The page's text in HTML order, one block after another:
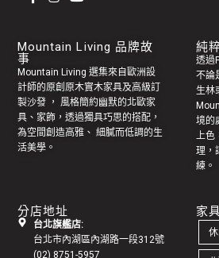
Mountain Living 品牌故
事
Mountain Living 選集來自歐洲設
計師的原創 原木實木家具及高級訂
製沙發 ， 風格簡約幽默的北歐家
具 、家飾，透過獨具巧思的搭配，
為空間創造高雅、 細膩而低調的生
活美學。
純
透過
不論
生林
境的
上色
理，
練。
分店地址
台北旗艦店:
台北市內湖區內湖路一段312號
(02) 8751-5957
家